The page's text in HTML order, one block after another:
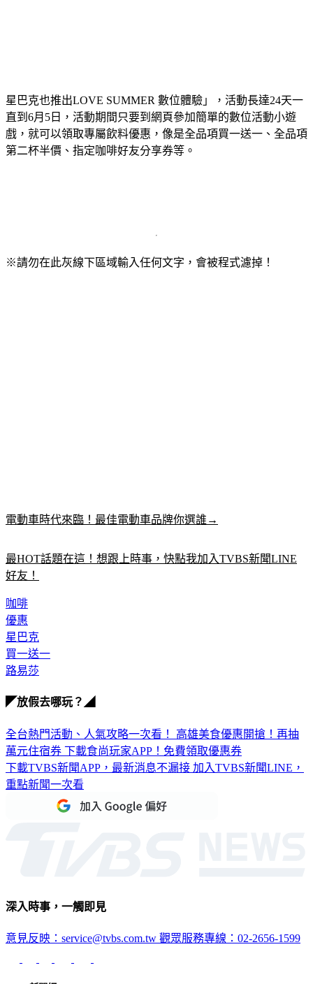
星巴克也推出LOVE SUMMER 數位體驗」，活動長達24天一
直到6月5日，活動期間只要到網頁參加簡單的數位活動小遊
戲，就可以領取專屬飲料優惠，像是全品項買一送一、全品項
第二杯半價、指定咖啡好友分享券等。
※請勿在此灰線下區域輸入任何文字，會被程式濾掉！
電動車時代來臨！最佳電動車品牌你選誰→
最HOT話題在這！想跟上時事，快點我加入TVBS新聞LINE
好友！
咖啡
優惠
星巴克
買一送一
路易莎
◤放假去哪玩？◢
全台熱門活動、人氣攻略一次看！ 高雄美食優惠開搶！再抽
萬元住宿券 下載食尚玩家APP！免費領取優惠券
下載TVBS新聞APP，最新消息不漏接 加入TVBS新聞LINE，
重點新聞一次看
深入時事，一觸即見
意見反映：service@tvbs.com.tw 觀眾服務專線：02-2656-1599